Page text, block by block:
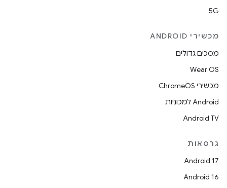
5G
מכשירי ANDROID
מסכים גדולים
Wear OS
מכשירי ChromeOS
Android למכוניות
Android TV
גרסאות
Android 17
Android 16